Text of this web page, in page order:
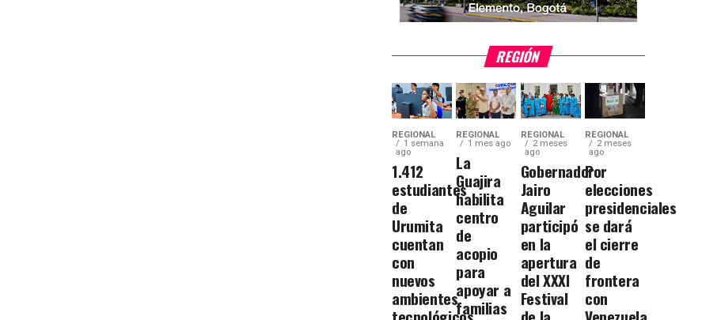
REGIÓN
REGIONAL
1 semana
ago
1.412
estudiantes
de
Urumita
cuentan
con
nuevos
ambientes
REGIONAL
1 mes ago
La
Guajira
habilita
centro
de
acopio
para
apoyar a
familias
REGIONAL
2 meses
ago
Gobernador
Jairo
Aguilar
participó
en la
apertura
del XXXI
Festival
REGIONAL
2 meses
ago
Por
elecciones
presidenciales
se dará
el cierre
de
frontera
con